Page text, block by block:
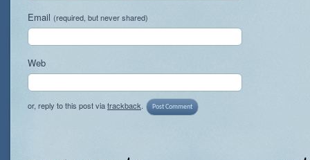
Email (required, but never shared)
Web
or, reply to this post viatrackback